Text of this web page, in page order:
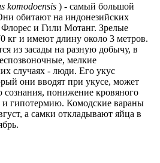
komodoensis ) - самый большой
обитают на индонезийских
и Гили Мотанг. Зрелые
кг и имеют длину около 3 метров.
из засады на разную добычу, в
мелкие
случаях - люди. Его укус
они вводят при укусе, может
понижение кровяного
гипотермию. Комодские вараны
а самки откладывают яйца в